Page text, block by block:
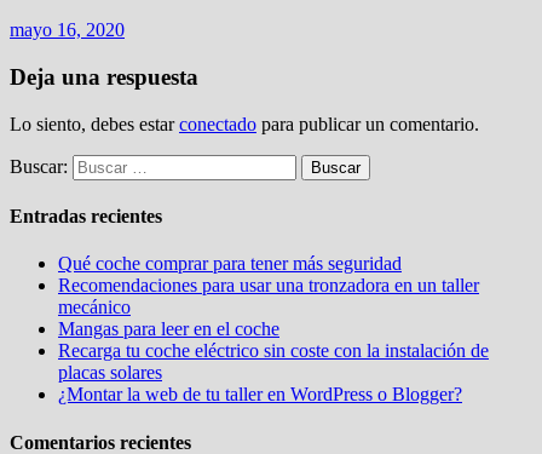
mayo 16, 2020
Deja una respuesta
Lo siento, debes estarconectado para publicar un comentario.
Buscar:
Entradas recientes
Qué coche comprar para tener más seguridad
Recomendaciones para usar una tronzadora en un taller
mecánico
Mangas para leer en el coche
Recarga tu coche eléctrico sin coste con la instalación de
placas solares
¿Montar la web de tu taller en WordPress o Blogger?
Comentarios recientes